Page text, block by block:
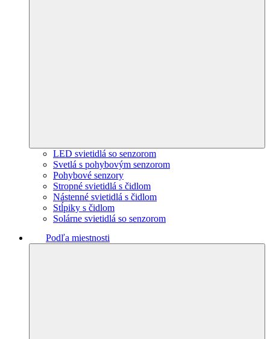
LED svietidlá so senzorom
Svetlá s pohybovým senzorom
Pohybové senzory
Stropné svietidlá s čidlom
Nástenné svietidlá s čidlom
Stĺpiky s čidlom
Solárne svietidlá so senzorom
Podľa miestnosti